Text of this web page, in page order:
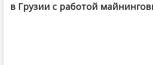
в Грузии с работой